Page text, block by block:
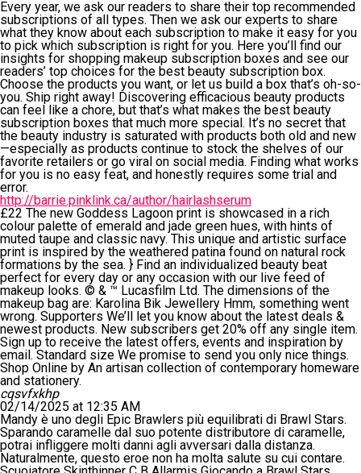
Every year, we ask our readers to share their top recommended
subscriptions of all types. Then we ask our experts to share
what they know about each subscription to make it easy for you
to pick which subscription is right for you. Here you’ll find our
insights for shopping makeup subscription boxes and see our
readers’ top choices for the best beauty subscription box.
Choose the products you want, or let us build a box that’s oh-so-
you. Ship right away! Discovering efficacious beauty products
can feel like a chore, but that’s what makes the best beauty
subscription boxes that much more special. It’s no secret that
the beauty industry is saturated with products both old and new
—especially as products continue to stock the shelves of our
favorite retailers or go viral on social media. Finding what works
for you is no easy feat, and honestly requires some trial and
error.
http://barrie.pinklink.ca/author/hairlashserum
£22 The new Goddess Lagoon print is showcased in a rich
colour palette of emerald and jade green hues, with hints of
muted taupe and classic navy. This unique and artistic surface
print is inspired by the weathered patina found on natural rock
formations by the sea. } Find an individualized beauty beat
perfect for every day or any occasion with our live feed of
makeup looks. © & ™ Lucasfilm Ltd. The dimensions of the
makeup bag are: Karolina Bik Jewellery Hmm, something went
wrong. Supporters We’ll let you know about the latest deals &
newest products. New subscribers get 20% off any single item.
Sign up to receive the latest offers, events and inspiration by
email. Standard size We promise to send you only nice things.
Shop Online by An artisan collection of contemporary homeware
and stationery.
cqsvfxkhp
02/14/2025 at 12:35 AM
Mandy è uno degli Epic Brawlers più equilibrati di Brawl Stars.
Sparando caramelle dal suo potente distributore di caramelle,
potrai infliggere molti danni agli avversari dalla distanza.
Naturalmente, questo eroe non ha molta salute su cui contare.